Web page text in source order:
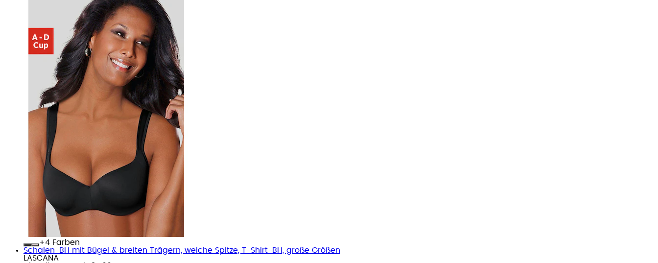
+
Farben
Schalen-BH mit Bügel & breiten Trägern, weiche Spitze, T-Shirt-BH, große Größen
LASCANA